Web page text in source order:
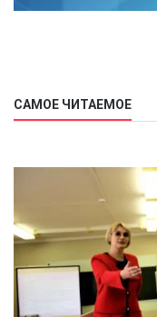
САМОЕ ЧИТАЕМОЕ